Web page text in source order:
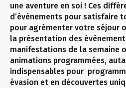
une aventure en soi ! Ces
d’événements pour satisfaire
pour agrémenter votre séjour
la présentation des
manifestations de la semaine
animations programmées,
indispensables pour
évasion et en découvertes